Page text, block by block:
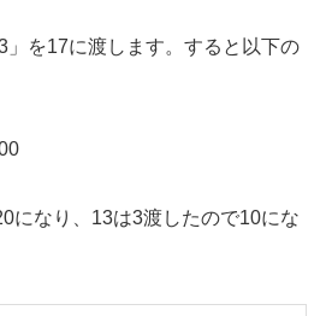
」を17に渡します。すると以下の
になり、13は3渡したので10にな